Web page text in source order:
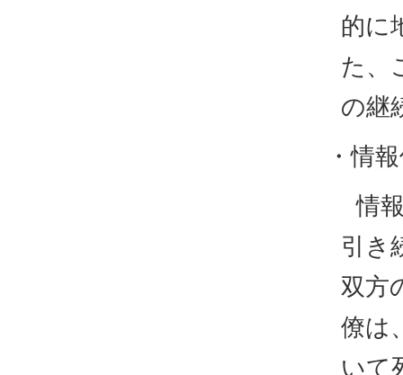
的に
た、
の継
・情
情
引き
双方
僚は
いて